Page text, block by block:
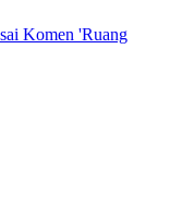
Komen 'Ruang